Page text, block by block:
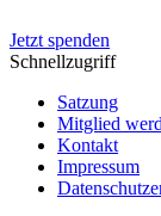
Jetzt spenden
Schnellzugriff
Satzung
Mitglied
Kontakt
Impressum